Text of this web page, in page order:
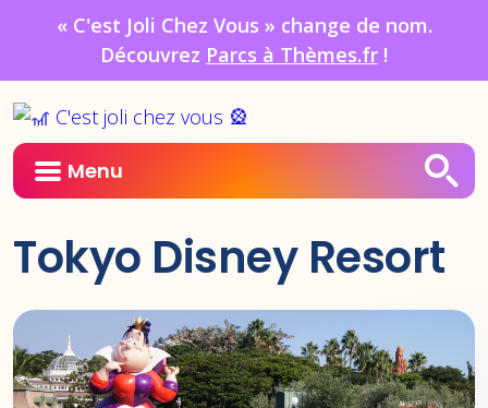
« C'est Joli Chez Vous » change de nom.
Découvrez Parcs à Thèmes.fr !
Menu
Tokyo Disney Resort